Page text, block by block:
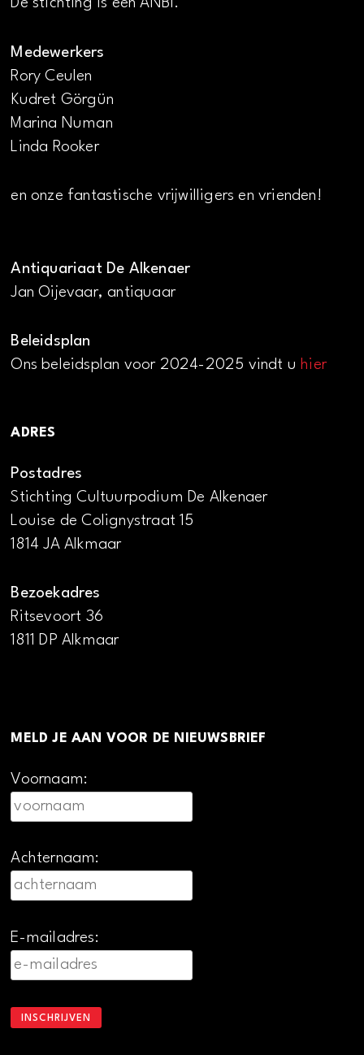
De stichting is een ANBI.
Medewerkers
Rory Ceulen
Kudret Görgün
Marina Numan
Linda Rooker
en onze fantastische vrijwilligers en vrienden!
Antiquariaat De Alkenaer
Jan Oijevaar, antiquaar
Beleidsplan
Ons beleidsplan voor 2024-2025 vindt uhier
ADRES
Postadres
Stichting Cultuurpodium De Alkenaer
Louise de Colignystraat 15
1814 JA Alkmaar
Bezoekadres
Ritsevoort 36
1811 DP Alkmaar
MELD JE AAN VOOR DE NIEUWSBRIEF
Voornaam:
Achternaam:
E-mailadres: